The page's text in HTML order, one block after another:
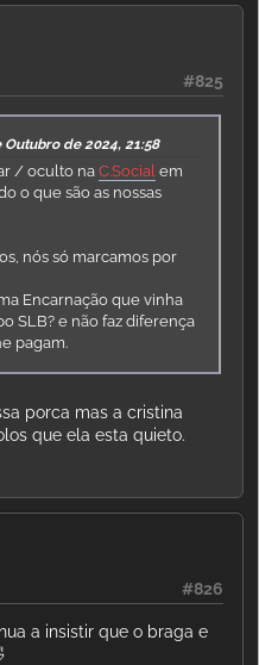
#825
de 2024, 21:58
/ oculto naC.Social em
o que são as nossas
nós só marcamos por
Encarnação que vinha
SLB? e não faz diferença
pagam.
porca mas a cristina
que ela esta quieto.
#826
a insistir que o braga e